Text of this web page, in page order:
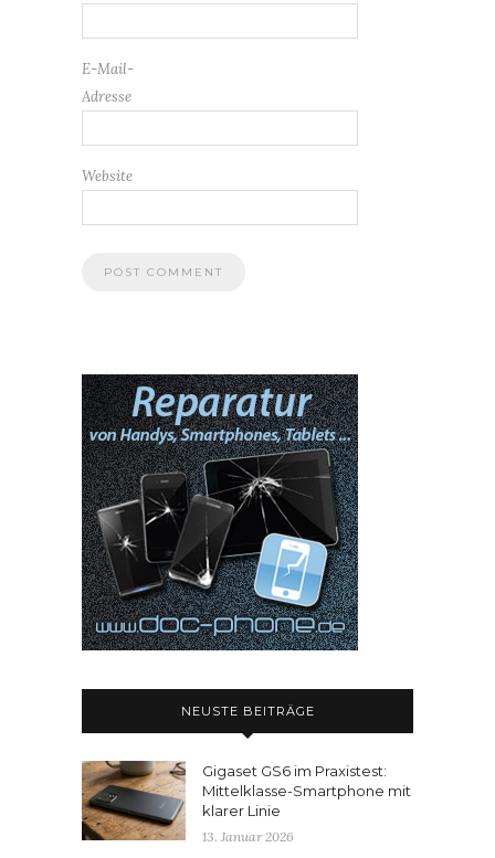
E-Mail-
Adresse
Website
NEUSTE BEITRÄGE
Gigaset GS6 im Praxistest:
Mittelklasse-Smartphone mit
klarer Linie
13. Januar 2026